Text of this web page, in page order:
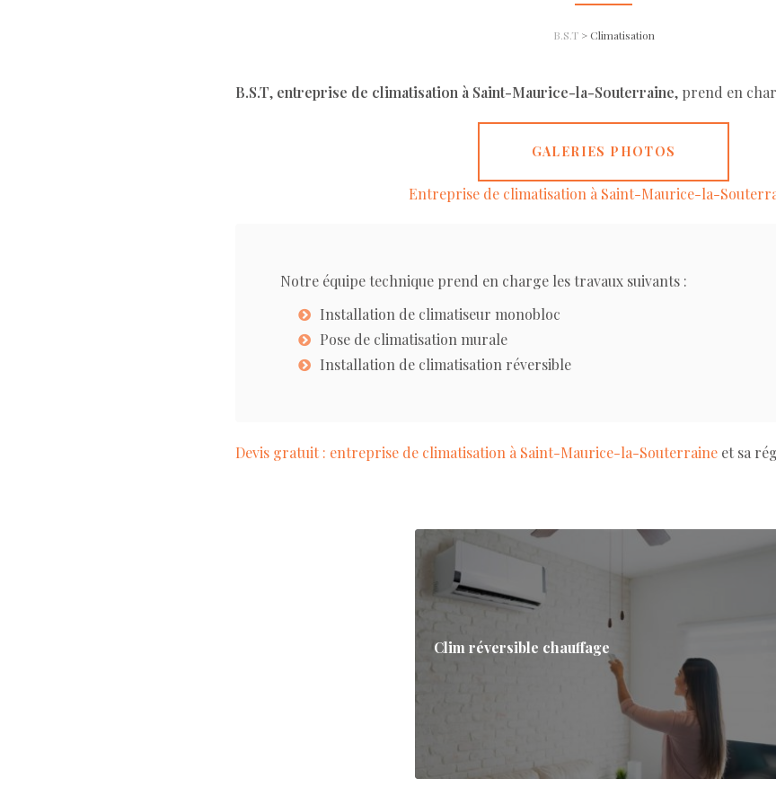
B.S.T> Climatisation
B.S.T, entreprise de climatisation à Saint-Maurice-la-Souterraine, prend en
GALERIES PHOTOS
Entreprise de climatisation à Saint-Maurice-la-
Notre équipe technique prend en charge les travaux suivants :
Installation de climatiseur monobloc
Pose de climatisation murale
Installation de climatisation réversible
Devis gratuit : entreprise de climatisation à Saint-Maurice-la-Souterraine et sa
Clim réversible chauffage